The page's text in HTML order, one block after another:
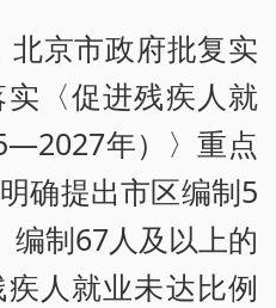
北京市政府批复实
〈促进残疾人就
年）〉重点
确提出市区编制5
编制67人及以上的
人就业未达比例